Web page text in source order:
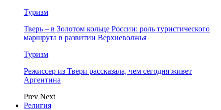
Туризм
Тверь – в Золотом кольце России: роль туристического
маршрута в развитии Верхневолжья
Туризм
Режиссер из Твери рассказала, чем сегодня живет
Аргентина
Prev Next
Религия